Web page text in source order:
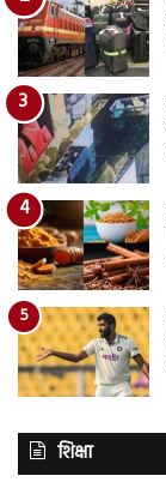
शिक्षा